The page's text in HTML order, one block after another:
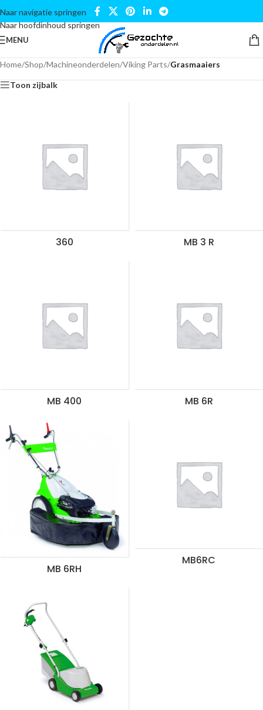
Naar navigatie springen
Naar hoofdinhoud springen
MENU
Home/Shop/Machineonderdelen/Viking Parts/Grasmaaiers
Toon zijbalk
360 MB 3 R
MB 400 MB 6R
MB 6RH
MB6RC